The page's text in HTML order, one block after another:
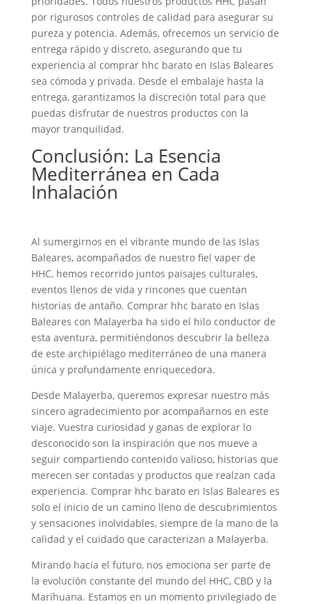
por rigurosos controles de calidad para asegurar su
pureza y potencia. Además, ofrecemos un servicio de
entrega rápido y discreto, asegurando que tu
experiencia al comprar hhc barato en Islas Baleares
sea cómoda y privada. Desde el embalaje hasta la
entrega, garantizamos la discreción total para que
puedas disfrutar de nuestros productos con la
mayor tranquilidad.
Conclusión: La Esencia
Mediterránea en Cada
Inhalación
Al sumergirnos en el vibrante mundo de las Islas
Baleares, acompañados de nuestro fiel vaper de
HHC, hemos recorrido juntos paisajes culturales,
eventos llenos de vida y rincones que cuentan
historias de antaño. Comprar hhc barato en Islas
Baleares con Malayerba ha sido el hilo conductor de
esta aventura, permitiéndonos descubrir la belleza
de este archipiélago mediterráneo de una manera
única y profundamente enriquecedora.
Desde Malayerba, queremos expresar nuestro más
sincero agradecimiento por acompañarnos en este
viaje. Vuestra curiosidad y ganas de explorar lo
desconocido son la inspiración que nos mueve a
seguir compartiendo contenido valioso, historias que
merecen ser contadas y productos que realzan cada
experiencia. Comprar hhc barato en Islas Baleares es
solo el inicio de un camino lleno de descubrimientos
y sensaciones inolvidables, siempre de la mano de la
calidad y el cuidado que caracterizan a Malayerba.
Mirando hacia el futuro, nos emociona ser parte de
la evolución constante del mundo del HHC, CBD y la
Marihuana. Estamos en un momento privilegiado de